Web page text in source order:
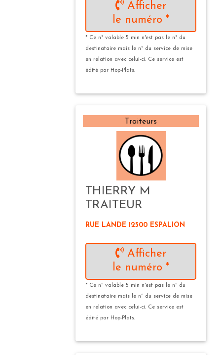
Afficher
le numéro *
* Ce n° valable 5 min n'est pas le n° du
destinataire mais le n° du service de mise
en relation avec celui-ci. Ce service est
édité par Hop-Plats.
Traiteurs
THIERRY M
TRAITEUR
RUE LANDE 12500 ESPALION
Afficher
le numéro *
* Ce n° valable 5 min n'est pas le n° du
destinataire mais le n° du service de mise
en relation avec celui-ci. Ce service est
édité par Hop-Plats.